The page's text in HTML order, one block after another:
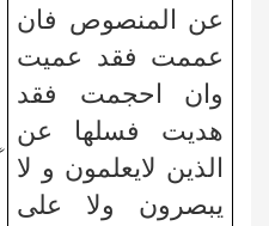
عن المنصوص فان
عممت فقد عمیت
وان احجمت فقد
ھدیت فسلھا عن
الذین لایعلمون و لا
یبصرون ولا علی